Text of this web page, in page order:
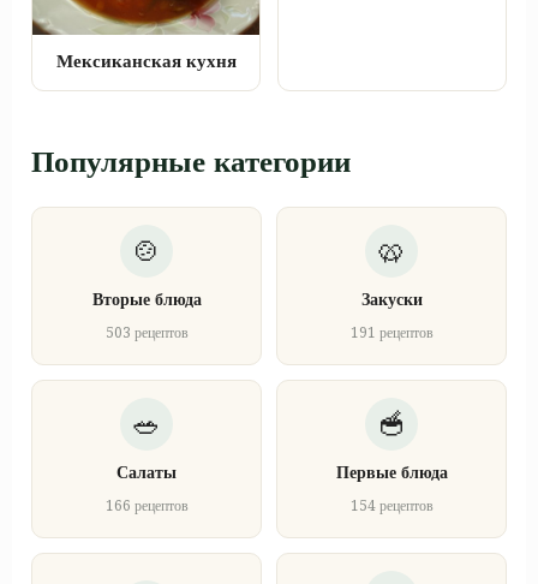
Мексиканская кухня
Популярные категории
Вторые блюда
503 рецептов
Закуски
191 рецептов
Салаты
166 рецептов
Первые блюда
154 рецептов